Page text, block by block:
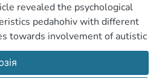
общеобразовательные школы.
revealed the psychological
pedahohiv with different
towards involvement of autistic
in public schools.